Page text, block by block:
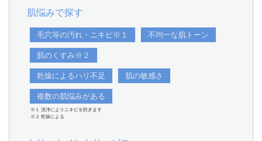
肌悩みで探す
毛穴等の汚れ・ニキビ※１ 不均一な肌トーン
肌のくすみ※２
乾燥によるハリ不足 肌の敏感さ
複数の肌悩みがある
※１ 洗浄によりニキビを防ぎます
※２ 乾燥による